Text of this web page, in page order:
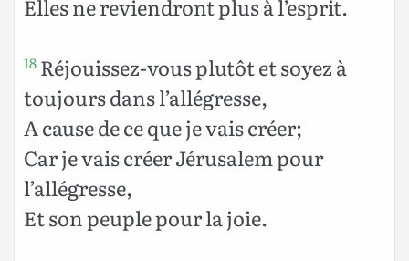
Elles ne reviendront plus à l’esprit.
18 Réjouissez-vous plutôt et soyez à
toujours dans l’allégresse,
A cause de ce que je vais créer;
Car je vais créer Jérusalem pour
l’allégresse,
Et son peuple pour la joie.